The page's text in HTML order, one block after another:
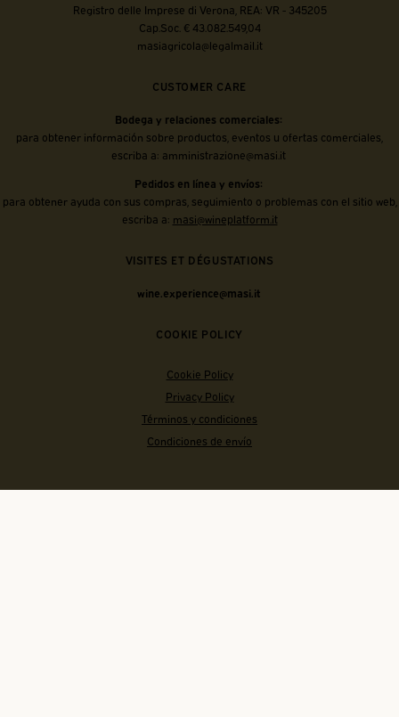
Registro delle Imprese di Verona, REA: VR - 345205
Cap.Soc. € 43.082.549,04
masiagricola@legalmail.it
CUSTOMER CARE
Bodega y relaciones comerciales:
para obtener información sobre productos, eventos u ofertas comerciales,
escriba a: amministrazione@masi.it
Pedidos en línea y envíos:
para obtener ayuda con sus compras, seguimiento o problemas con el sitio web,
escriba a: masi@wineplatform.it
VISITES ET DÉGUSTATIONS
wine.experience@masi.it
COOKIE POLICY
Cookie Policy
Privacy Policy
Términos y condiciones
Condiciones de envío